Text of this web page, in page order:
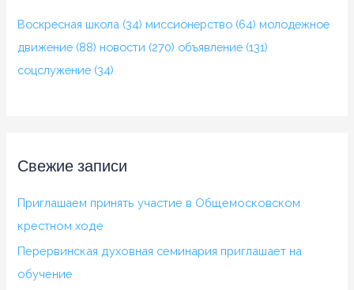
к
:
Воскресная школа (34) миссионерство (64) молодежное
движение (88) новости (270) объявление (131)
соцслужение (34)
Свежие записи
Приглашаем принять участие в Общемосковском
крестном ходе
Перервинская духовная семинария приглашает на
обучение